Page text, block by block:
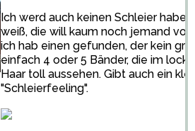
Ich werd auch keinen Schleier
weiß, die will kaum noch jemand
ich hab einen gefunden, der kein
einfach 4 oder 5 Bänder, die im
Haar toll aussehen. Gibt auch ein
"Schleierfeeling".